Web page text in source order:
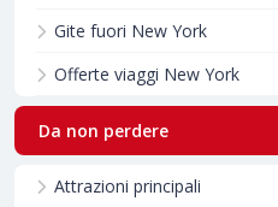
Gite fuori New York
Offerte viaggi New York
Da non perdere
Attrazioni principali